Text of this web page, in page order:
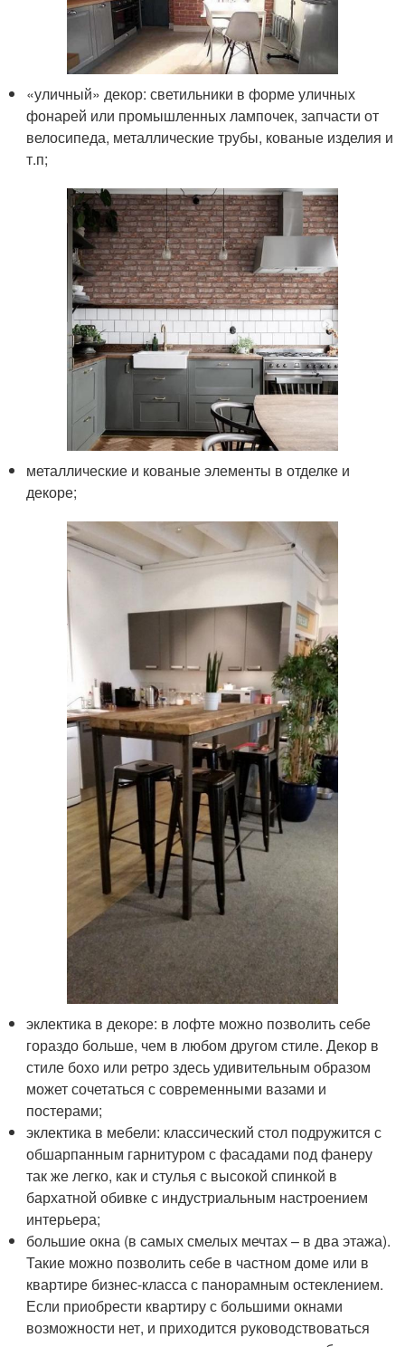
«уличный» декор: светильники в форме уличных
фонарей или промышленных лампочек, запчасти от
велосипеда, металлические трубы, кованые изделия и
т.п;
металлические и кованые элементы в отделке и
декоре;
эклектика в декоре: в лофте можно позволить себе
гораздо больше, чем в любом другом стиле. Декор в
стиле бохо или ретро здесь удивительным образом
может сочетаться с современными вазами и
постерами;
эклектика в мебели: классический стол подружится с
обшарпанным гарнитуром с фасадами под фанеру
так же легко, как и стулья с высокой спинкой в
бархатной обивке с индустриальным настроением
интерьера;
большие окна (в самых смелых мечтах – в два этажа).
Такие можно позволить себе в частном доме или в
квартире бизнес-класса с панорамным остеклением.
Если приобрести квартиру с большими окнами
возможности нет, и приходится руководствоваться